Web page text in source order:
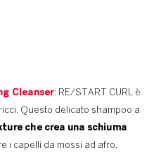
Cleanser: RE/START CURL è
Questo delicato shampoo a
che crea una schiuma
i capelli da mossi ad afro,